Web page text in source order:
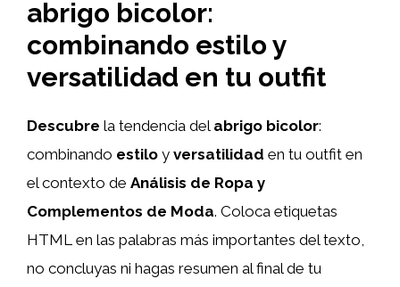
abrigo bicolor:
combinando estilo y
versatilidad en tu outfit
Descubre la tendencia del abrigo bicolor:
combinando estilo y versatilidad en tu outfit en
el contexto de Análisis de Ropa y
Complementos de Moda. Coloca etiquetas
HTML en las palabras más importantes del texto,
no concluyas ni hagas resumen al final de tu